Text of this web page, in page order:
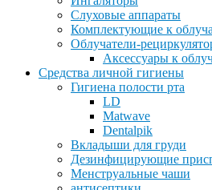
Слуховые аппараты
Комплектующие к
Облучатели-
Аксессуары к
Средства личной гигиены
Гигиена полости рта
LD
Matwave
Dentalpik
Вкладыши для груди
Дезинфицирующие
Менструальные чаши